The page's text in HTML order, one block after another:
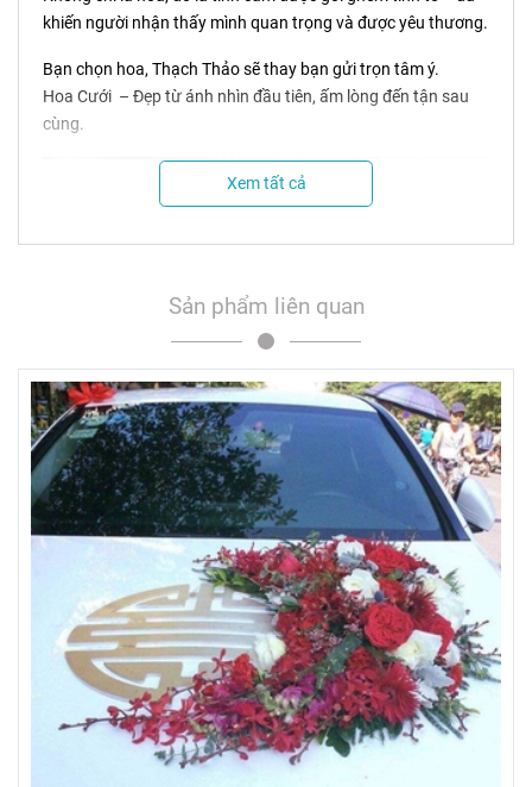
khiến người nhận thấy mình quan trọng và được yêu thương.
Bạn chọn hoa, Thạch Thảo sẽ thay bạn gửi trọn tâm ý.
Hoa Cưới – Đẹp từ ánh nhìn đầu tiên, ấm lòng đến tận sau
cùng.
Xem tất cả
Sản phẩm liên quan